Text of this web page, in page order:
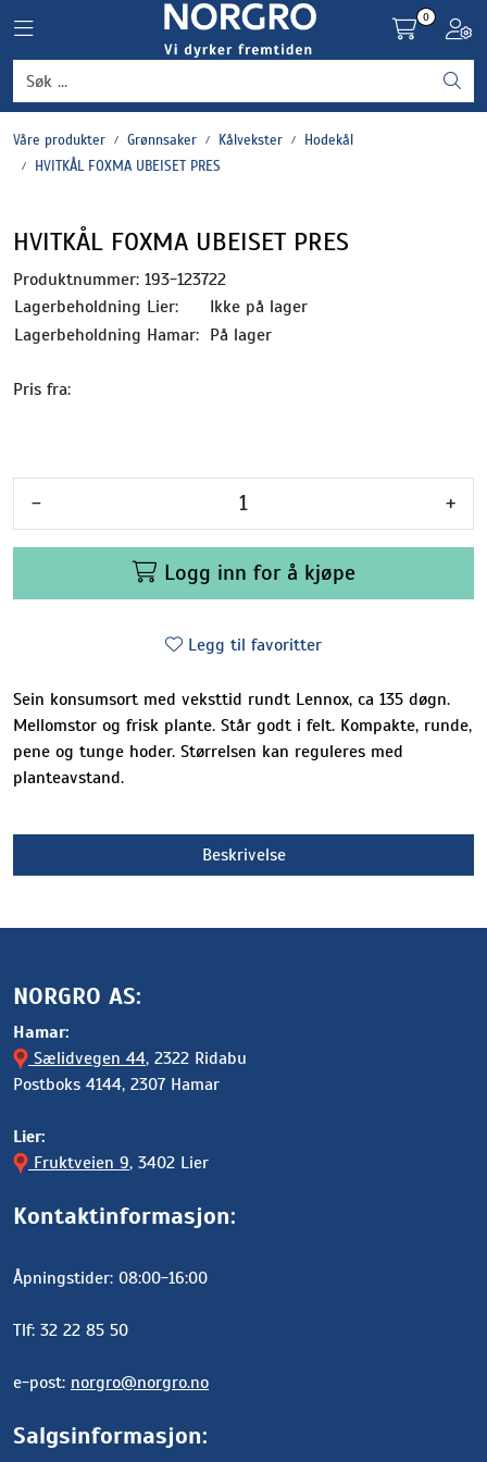
Toggle navigation
0
Våre produkter Grønnsaker Kålvekster
Hodekål
HVITKÅL FOXMA UBEISET PRES
HVITKÅL FOXMA UBEISET PRES
Produktnummer: 193-123722
Lagerbeholdning Lier:
Ikke på lager
Lagerbeholdning Hamar: På lager
Pris fra:
- +
Logg inn for å kjøpe
Legg til favoritter
Sein konsumsort med veksttid rundt Lennox, ca 135 døgn.
Mellomstor og frisk plante. Står godt i felt. Kompakte, runde,
pene og tunge hoder. Størrelsen kan reguleres med
planteavstand.
Beskrivelse
NORGRO AS:
Hamar:
Sælidvegen 44, 2322 Ridabu
Postboks 4144, 2307 Hamar
Lier:
Fruktveien 9, 3402 Lier
Kontaktinformasjon:
Åpningstider: 08:00-16:00
Tlf: 32 22 85 50
e-post: norgro@norgro.no
Salgsinformasjon:
Grønnsaker
Settepotet og setteløk
Plantevern og nyttedyr
Blomster, potter og brett
Driftsmidler